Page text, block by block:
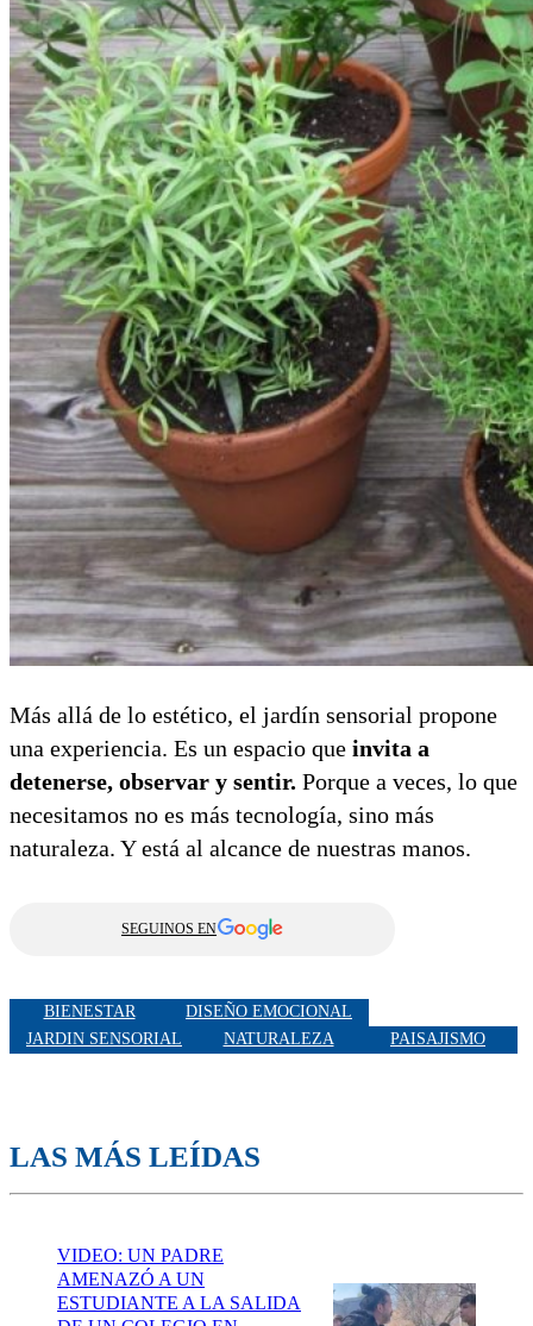
Más allá de lo estético, el jardín sensorial propone
una experiencia. Es un espacio que invita a
detenerse, observar y sentir. Porque a veces, lo que
necesitamos no es más tecnología, sino más
naturaleza. Y está al alcance de nuestras manos.
SEGUINOS EN
BIENESTAR
DISEÑO EMOCIONAL
JARDIN SENSORIAL
NATURALEZA PAISAJISMO
LAS MÁS LEÍDAS
VIDEO: UN PADRE
AMENAZÓ A UN
ESTUDIANTE A LA SALIDA